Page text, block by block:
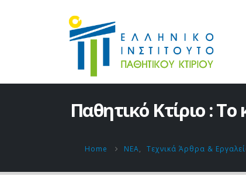
Παθητικό Κτίριο :
Home ΝΕΑ, Τεχνικά Άρθρα &